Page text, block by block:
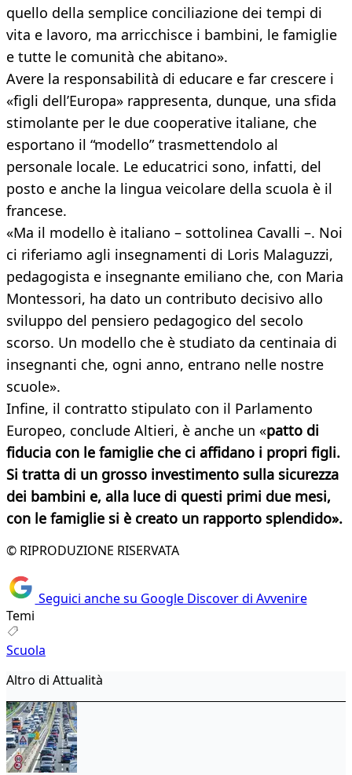
quello della semplice conciliazione dei tempi di
vita e lavoro, ma arricchisce i bambini, le famiglie
e tutte le comunità che abitano».
Avere la responsabilità di educare e far crescere i
«figli dell’Europa» rappresenta, dunque, una sfida
stimolante per le due cooperative italiane, che
esportano il “modello” trasmettendolo al
personale locale. Le educatrici sono, infatti, del
posto e anche la lingua veicolare della scuola è il
francese.
«Ma il modello è italiano – sottolinea Cavalli –. Noi
ci riferiamo agli insegnamenti di Loris Malaguzzi,
pedagogista e insegnante emiliano che, con Maria
Montessori, ha dato un contributo decisivo allo
sviluppo del pensiero pedagogico del secolo
scorso. Un modello che è studiato da centinaia di
insegnanti che, ogni anno, entrano nelle nostre
scuole».
Infine, il contratto stipulato con il Parlamento
Europeo, conclude Altieri, è anche un «patto di
fiducia con le famiglie che ci affidano i propri figli.
Si tratta di un grosso investimento sulla sicurezza
dei bambini e, alla luce di questi primi due mesi,
con le famiglie si è creato un rapporto splendido».
© RIPRODUZIONE RISERVATA
Seguici anche su Google Discover di Avvenire
Temi
Scuola
Altro di Attualità